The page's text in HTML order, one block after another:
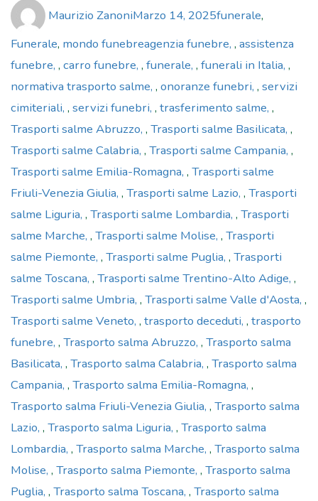
Maurizio Zanonion
Marzo 14, 2025funerale,
Funerale, mondo funebreTags
agenzia funebre , assistenza
funebre , carro funebre , funerale , funerali in Italia ,
normativa trasporto salme , onoranze funebri , servizi
cimiteriali , servizi funebri , trasferimento salme ,
Trasporti salme Abruzzo , Trasporti salme Basilicata ,
Trasporti salme Calabria , Trasporti salme Campania ,
Trasporti salme Emilia-Romagna , Trasporti salme
Friuli-Venezia Giulia , Trasporti salme Lazio , Trasporti
salme Liguria , Trasporti salme Lombardia , Trasporti
salme Marche , Trasporti salme Molise , Trasporti
salme Piemonte , Trasporti salme Puglia , Trasporti
salme Toscana , Trasporti salme Trentino-Alto Adige ,
Trasporti salme Umbria , Trasporti salme Valle d'Aosta ,
Trasporti salme Veneto , trasporto deceduti , trasporto
funebre , Trasporto salma Abruzzo , Trasporto salma
Basilicata , Trasporto salma Calabria , Trasporto salma
Campania , Trasporto salma Emilia-Romagna ,
Trasporto salma Friuli-Venezia Giulia , Trasporto salma
Lazio , Trasporto salma Liguria , Trasporto salma
Lombardia , Trasporto salma Marche , Trasporto salma
Molise , Trasporto salma Piemonte , Trasporto salma
Puglia , Trasporto salma Toscana , Trasporto salma